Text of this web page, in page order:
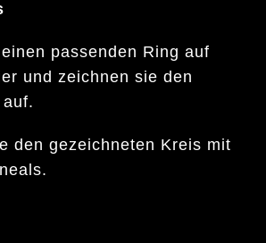
passenden Ring auf
und zeichnen sie den
den gezeichneten Kreis mit